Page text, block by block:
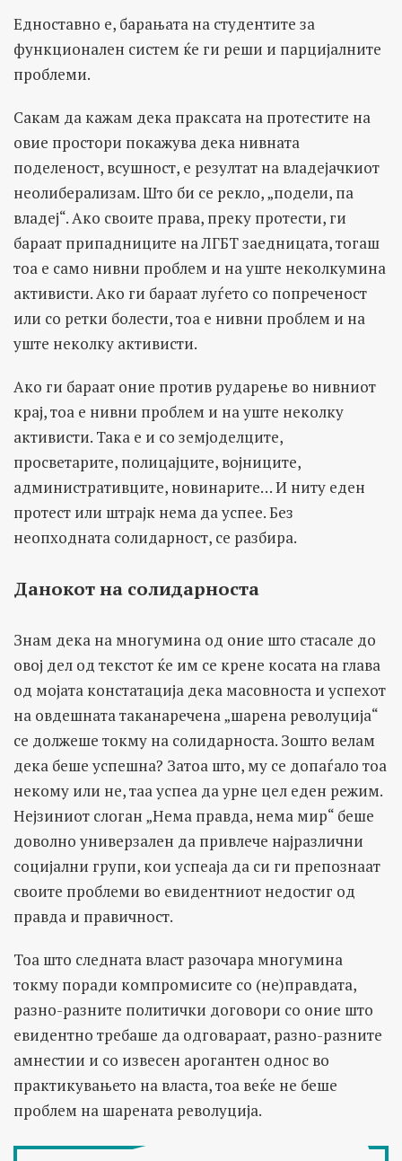
Едноставно е, барањата на студентите за
функционален систем ќе ги реши и парцијалните
проблеми.
Сакам да кажам дека праксата на протестите на
овие простори покажува дека нивната
поделеност, всушност, е резултат на владејачкиот
неолиберализам. Што би се рекло, „подели, па
владеј“. Ако своите права, преку протести, ги
бараат припадниците на ЛГБТ заедницата, тогаш
тоа е само нивни проблем и на уште неколкумина
активисти. Ако ги бараат луѓето со попреченост
или со ретки болести, тоа е нивни проблем и на
уште неколку активисти.
Ако ги бараат оние против рударење во нивниот
крај, тоа е нивни проблем и на уште неколку
активисти. Така е и со земјоделците,
просветарите, полицајците, војниците,
административците, новинарите… И ниту еден
протест или штрајк нема да успее. Без
неопходната солидарност, се разбира.
Данокот на солидарноста
Знам дека на многумина од оние што стасале до
овој дел од текстот ќе им се крене косата на глава
од мојата констатација дека масовноста и успехот
на овдешната таканаречена „шарена револуција“
се должеше токму на солидарноста. Зошто велам
дека беше успешна? Затоа што, му се допаѓало тоа
некому или не, таа успеа да урне цел еден режим.
Нејзиниот слоган „Нема правда, нема мир“ беше
доволно универзален да привлече најразлични
социјални групи, кои успеаја да си ги препознаат
своите проблеми во евидентниот недостиг од
правда и правичност.
Тоа што следната власт разочара многумина
токму поради компромисите со (не)правдата,
разно-разните политички договори со оние што
евидентно требаше да одговараат, разно-разните
амнестии и со извесен арогантен однос во
практикувањето на власта, тоа веќе не беше
проблем на шарената револуција.